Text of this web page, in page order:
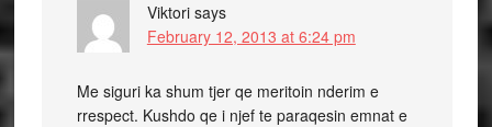
Viktori says
February 12, 2013 at 6:24 pm
Me siguri ka shum tjer qe meritoin nderim e
rrespect. Kushdo qe i njef te paraqesin emnat e